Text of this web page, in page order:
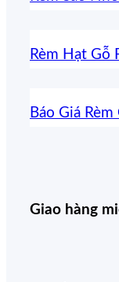
Rèm Hạt Gỗ
Báo Giá Rèm
Giao hàng